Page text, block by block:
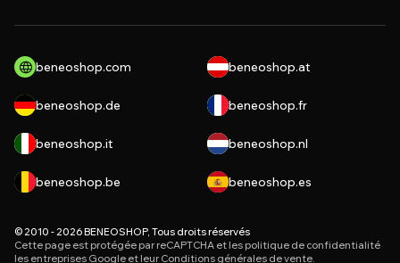
beneoshop.com beneoshop.at
beneoshop.de beneoshop.fr
beneoshop.it beneoshop.nl
beneoshop.be beneoshop.es
© 2010 - 2026 BENEOSHOP, Tous droits réservés
Cette page est protégée par reCAPTCHA et les politique de confidentialité
les entreprises Google et leur Conditions générales de vente.